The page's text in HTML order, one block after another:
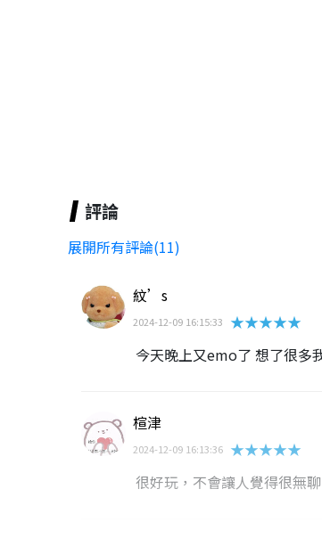
評論
展開所有評論(11)
紋’s
2024-12-09 16:15:33
★★★★★
今天晚上又emo了 想了很多
楦津
2024-12-09 16:13:36 ★★★★★
很好玩，不會讓人覺得很無聊